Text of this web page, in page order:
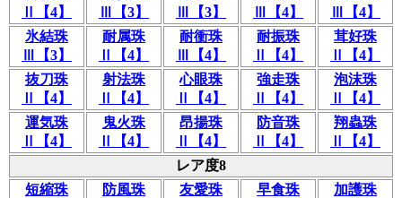
Ⅱ【4】
Ⅲ【3】
Ⅲ【3】
Ⅲ【4】
Ⅲ【4】
氷結珠
Ⅲ【3】
耐属珠
Ⅱ【4】
耐衝珠
Ⅲ【4】
耐振珠
Ⅱ【4】
茸好珠
Ⅱ【4】
抜刀珠
Ⅱ【4】
射法珠
Ⅱ【4】
心眼珠
Ⅱ【4】
強走珠
Ⅱ【4】
泡沫珠
Ⅱ【4】
運気珠
Ⅱ【4】
鬼火珠
Ⅱ【4】
昂揚珠
Ⅱ【4】
防音珠
Ⅱ【4】
翔蟲珠
Ⅱ【4】
レア度8
短縮珠
防風珠
友愛珠
早食珠
加護珠